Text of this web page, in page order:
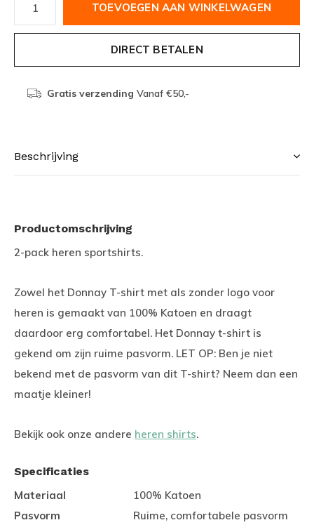
TOEVOEGEN AAN WINKELWAGEN
DIRECT BETALEN
Gratis verzending Vanaf €50,-
Beschrijving
Productomschrijving
2-pack heren sportshirts.
Zowel het Donnay T-shirt met als zonder logo voor
heren is gemaakt van 100% Katoen en draagt
daardoor erg comfortabel. Het Donnay t-shirt is
gekend om zijn ruime pasvorm. LET OP: Ben je niet
bekend met de pasvorm van dit T-shirt? Neem dan een
maatje kleiner!
Bekijk ook onze andere heren shirts.
Specificaties
Materiaal
100% Katoen
Pasvorm
Ruime, comfortabele pasvorm